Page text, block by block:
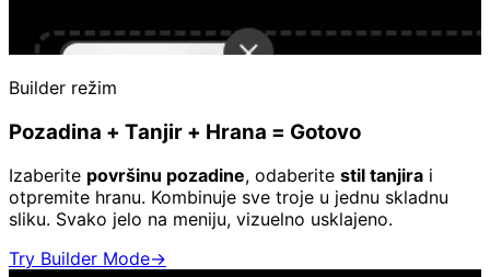
Builder režim
Pozadina + Tanjir + Hrana = Gotovo
Izaberite površinu pozadine, odaberite stil tanjira i
otpremite hranu. Kombinuje sve troje u jednu skladnu
sliku. Svako jelo na meniju, vizuelno usklajeno.
Try Builder Mode→